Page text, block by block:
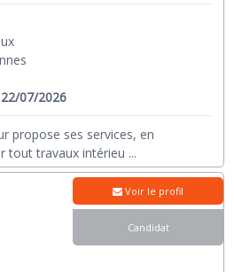
22/07/2026
propose ses services, en
tout travaux intérieu ...
Voir le profil
Candidat